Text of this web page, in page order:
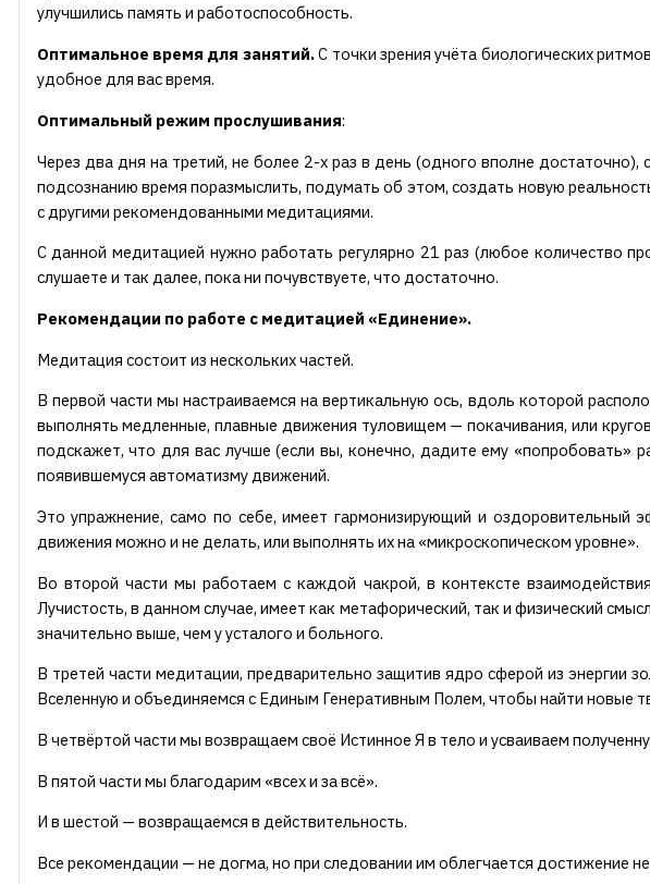
улучшились память и работоспособность.
Оптимальное время для занятий.С точки зрения учёта биологических
удобное для вас время.
Оптимальный режим прослушивания:
Через два дня на третий, не более 2-х раз в день (одного вполне
подсознанию время поразмыслить, подумать об этом, создать новую
с другими рекомендованными медитациями.
С данной медитацией нужно работать регулярно 21 раз (любое количество
слушаете и так далее, пока ни почувствуете, что достаточно.
Рекомендации по работе с медитацией «Единение».
Медитация состоит из нескольких частей.
В первой части мы настраиваемся на вертикальную ось, вдоль которой
выполнять медленные, плавные движения туловищем — покачивания, или
подскажет, что для вас лучше (если вы, конечно, дадите ему «попробовать»
появившемуся автоматизму движений.
Это упражнение, само по себе, имеет гармонизирующий и
движения можно и не делать, или выполнять их на «микроскопическом уровне».
Во второй части мы работаем с каждой чакрой, в контексте
Лучистость, в данном случае, имеет как метафорический, так и физический
значительно выше, чем у усталого и больного.
В третей части медитации, предварительно защитив ядро сферой из энергии
Вселенную и объединяемся с Единым Генеративным Полем, чтобы найти новые
В четвёртой части мы возвращаем своё Истинное Я в тело и усваиваем
В пятой части мы благодарим «всех и за всё».
И в шестой — возвращаемся в действительность.
Все рекомендации — не догма, но при следовании им облегчается достижение